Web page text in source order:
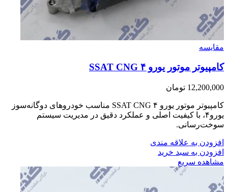
مقایسه
کامپیوتر موتور یورو ۴ SSAT CNG
12,200,000 تومان
کامپیوتر موتور یورو ۴ SSAT CNG مناسب خودروهای دوگانه‌سوز
یورو۴، با کیفیت اصلی و عملکرد دقیق در مدیریت سیستم
سوخت‌رسانی.
افزودن به علاقه مندی
افزودن به سبد خرید
مشاهده سریع